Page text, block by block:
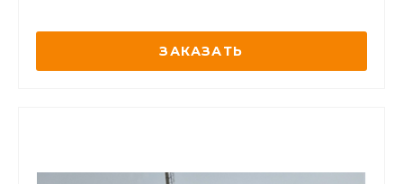
ЗАКАЗАТЬ